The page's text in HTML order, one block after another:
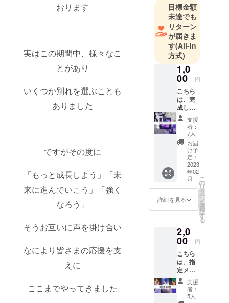
おります
実はこの期間中、様々なこ
とがあり
いくつか別れを選ぶことも
ありました
ですがその度に
「もっと成長しよう」「未
来に進んでいこう」「強く
なろう」
そうお互いに声を掛け合い
なにより皆さまの応援を支
えに
ここまでやってきました
目標金額
未達でも
リターン
が届きま
す(All-in
方式)
1,0
00 円
こちら
は、完
成した
アルバ
ムジャ
ケット
デザイ
ンのス
テッ
カーを1
枚送付
いたし
ます *
ジャ
ケット
制作は
ジェク
ト達成
後に行
われる
ため、
参考画
像は過
去のCD
ジャ
支援
者：
7人
お届
け予
定：
2023
年02
月
詳細を見る
こ
の
リ
タ
ー
ン
を
選
択
す
る
2,0
00 円
こちら
は、指
定メン
バーを
素材と
した、
支援
者：
5人